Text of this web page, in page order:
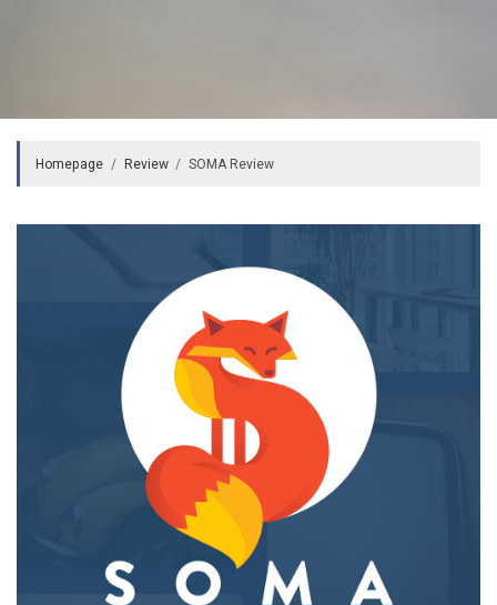
Homepage Review SOMA Review